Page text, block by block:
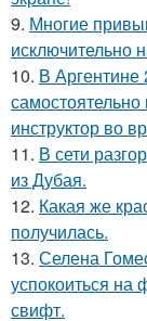
9. Многие
исключительно
10. В Аргентине
инструктор во
11. В сети
из Дубая.
12. Какая же
получилась.
13. Селена
успокоиться на
свифт.